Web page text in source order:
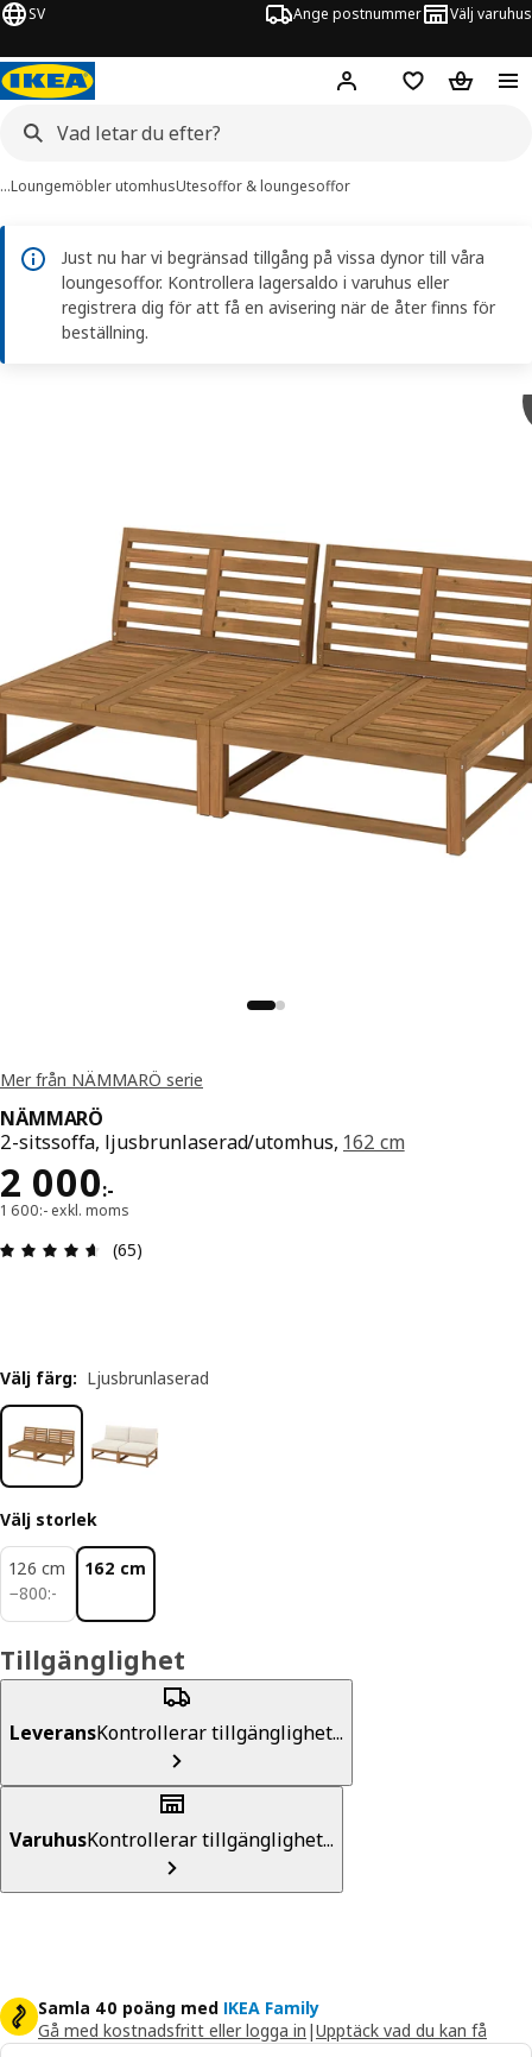
SV Ange postnummer Välj varuhus
Hej! Logga inInköpslistaVarukorg
…Loungemöbler utomhusUtesoffor & loungesoffor
Just nu har vi begränsad tillgång på vissa dynor till våra
loungesoffor. Kontrollera lagersaldo i varuhus eller
registrera dig för att få en avisering när de åter finns för
beställning.
Mer från NÄMMARÖ serie
NÄMMARÖ
2-sitssoffa, ljusbrunlaserad/utomhus, 162 cm
2 000:-
Pris 2000:-
1 600:- exkl. moms
Recension: 4.6 utav 5 stjärnor. Totalt antal
(65)
Välj färg: Ljusbrunlaserad
Välj storlek
126 cm
−800:-
800:-
162 cm
Tillgänglighet
LeveransKontrollerar tillgänglighet...
VaruhusKontrollerar tillgänglighet...
Samla 40 poäng med IKEA Family
Gå med kostnadsfritt eller logga in |Upptäck vad du kan få